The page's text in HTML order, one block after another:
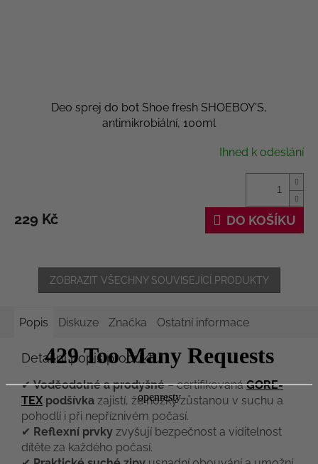
Deo sprej do bot Shoe fresh SHOEBOY'S,
antimikrobiální, 100ml
Ihned k odeslání
229 Kč DO KOŠÍKU
ZOBRAZIT VŠECHNY SOUVISEJÍCÍ PRODUKTY
Popis Diskuze Značka Ostatní informace
Detailní popis produktu
✔Voděodolné a prodyšné– certifikovanáGORE-
TEX podšívka zajistí, že nožky zůstanou v suchu a
pohodlí i při nepříznivém počasí.
✔ Reflexní prvky zvyšují bezpečnost a viditelnost
dítěte za každého počasí.